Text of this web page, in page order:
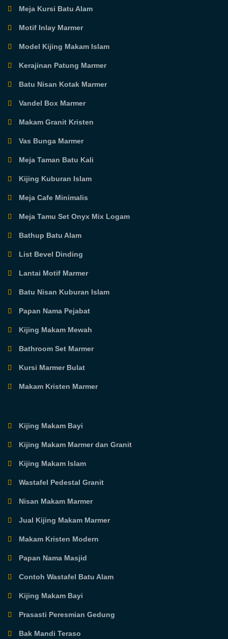
Meja Kursi Batu Alam
Motif Inlay Marmer
Model Kijing Makam Islam
Kerajinan Patung Marmer
Batu Nisan Kotak Marmer
Vandel Box Marmer
Makam Granit Kristen
Vas Bunga Marmer
Meja Taman Batu Kali
Kijing Kuburan Islam
Meja Cafe Minimalis
Meja Tamu Set Onyx Mix Logam
Bathup Batu Alam
List Bevel Dinding
Lantai Motif Marmer
Batu Nisan Kuburan Islam
Papan Nama Pejabat
Kijing Makam Mewah
Bathroom Set Marmer
Kursi Marmer Bulat
Makam Kristen Marmer
Kijing Makam Bayi
Kijing Makam Marmer dan Granit
Kijing Makam Islam
Wastafel Pedestal Granit
Nisan Makam Marmer
Jual Kijing Makam Marmer
Makam Kristen Modern
Papan Nama Masjid
Contoh Wastafel Batu Alam
Kijing Makam Bayi
Prasasti Peresmian Gedung
Bak Mandi Teraso